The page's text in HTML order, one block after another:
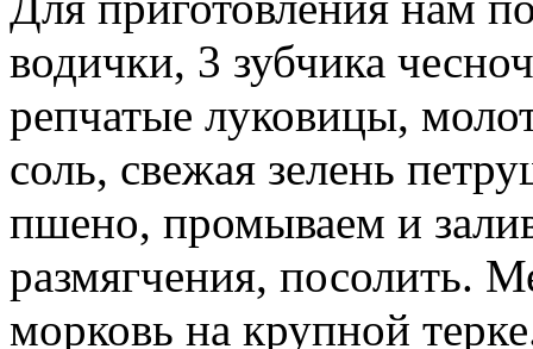
водички, 3 зубчика
репчатые луковицы,
соль, свежая зелень
пшено, промываем и
размягчения, посолить.
морковь на крупной